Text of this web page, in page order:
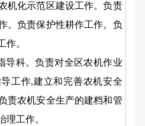
机化示范区建设工作。负责
。负责保护性耕作工作。负
作。
科。负责对全区农机作业
工作,建立和完善农机安全
责农机安全生产的建档和管
理工作。